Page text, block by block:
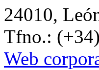
24010,
Tfno.:
Web